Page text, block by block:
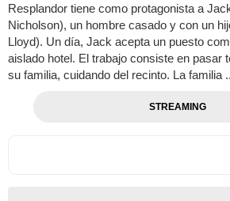
Resplandor tiene como protagonista a
Nicholson), un hombre casado y con un
Lloyd). Un día, Jack acepta un puesto
aislado hotel. El trabajo consiste en pasar
su familia, cuidando del recinto. La familia
STREAMING